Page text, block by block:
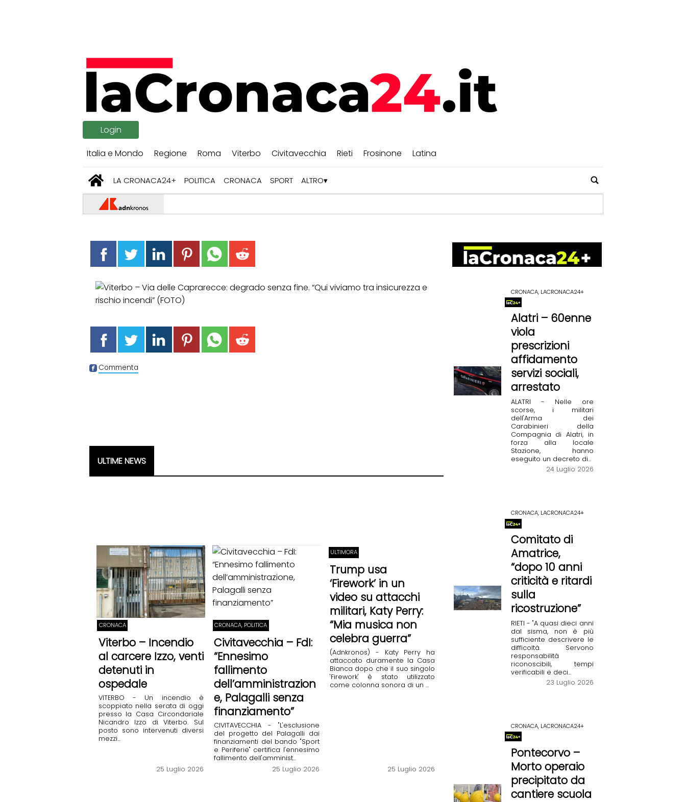
Login
Italia e Mondo
Regione Roma Viterbo Civitavecchia Rieti Frosinone Latina
LA CRONACA24+ POLITICA CRONACA SPORT ALTRO
Commenta
ULTIME NEWS
CRONACA
Viterbo – Incendio
al carcere Izzo, venti
detenuti in
ospedale
VITERBO - Un incendio è
scoppiato nella serata di oggi
presso la Casa Circondariale
Nicandro Izzo di Viterbo. Sul
posto sono intervenuti diversi
mezzi...
25 Luglio 2026
CRONACA, POLITICA
Civitavecchia – FdI:
“Ennesimo
fallimento
dell’amministrazion
e, Palagalli senza
finanziamento”
CIVITAVECCHIA - "L'esclusione
del progetto del Palagalli dai
finanziamenti del bando "Sport
e Periferie" certifica l'ennesimo
fallimento dell'amminist...
25 Luglio 2026
ULTIMORA
Trump usa
‘Firework’ in un
video su attacchi
militari, Katy Perry:
“Mia musica non
celebra guerra”
(Adnkronos) - Katy Perry ha
attaccato duramente la Casa
Bianca dopo che il suo singolo
'Firework' è stato utilizzato
come colonna sonora di un ...
25 Luglio 2026
CRONACA, LACRONACA24+
Alatri – 60enne
viola
prescrizioni
affidamento
servizi sociali,
arrestato
ALATRI - Nelle ore
scorse, i militari
dell'Arma dei
Carabinieri della
Compagnia di Alatri, in
forza alla locale
Stazione, hanno
eseguito un decreto di...
24 Luglio 2026
CRONACA, LACRONACA24+
Comitato di
Amatrice,
“dopo 10 anni
criticità e ritardi
sulla
ricostruzione”
RIETI - "A quasi dieci anni
dal sisma, non è più
sufficiente descrivere le
difficoltà. Servono
responsabilità
riconoscibili, tempi
verificabili e deci...
23 Luglio 2026
CRONACA, LACRONACA24+
Pontecorvo –
Morto operaio
precipitato da
cantiere scuola